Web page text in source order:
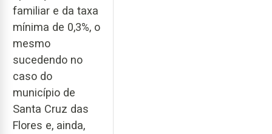
familiar e da taxa
mínima de 0,3%, o
mesmo
sucedendo no
caso do
município de
Santa Cruz das
Flores e, ainda,